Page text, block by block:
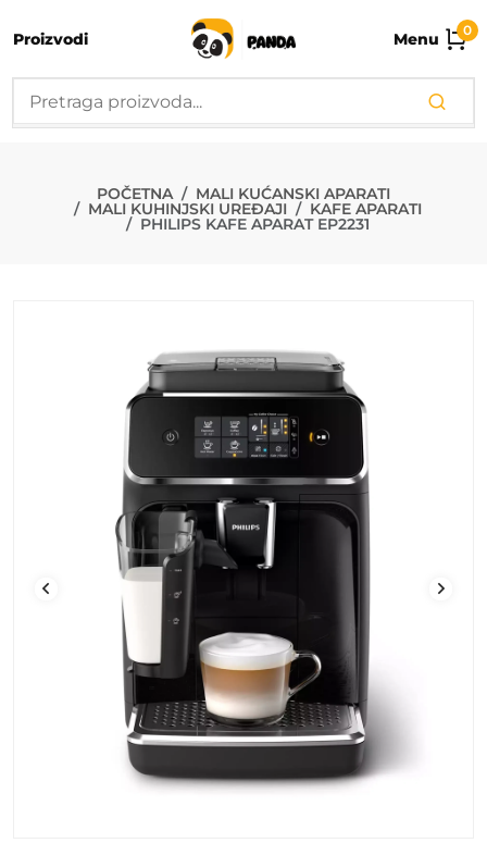
Proizvodi Menu 0
PHILIPS
POČETNA MALI KUĆANSKI APARATI
MALI KUHINJSKI UREĐAJI KAFE APARATI
PHILIPS KAFE APARAT EP2231